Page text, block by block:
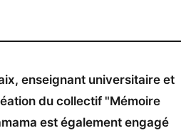
enseignant universitaire et
du collectif "Mémoire
est également engagé